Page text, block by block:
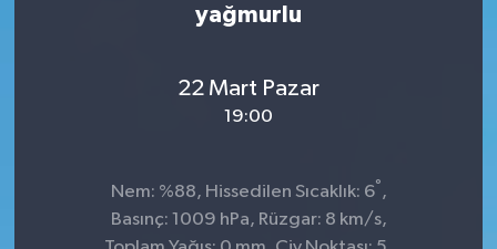
yağmurlu
22 Mart Pazar
19:00
Nem: %88, Hissedilen Sıcaklık: 6° ,
Basınç: 1009 hPa, Rüzgar: 8 km/s,